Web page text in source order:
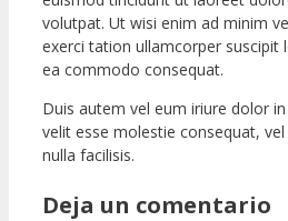
volutpat. Ut wisi enim ad minim
exerci tation ullamcorper suscipit
ea commodo consequat.
Duis autem vel eum iriure dolor
velit esse molestie consequat,
nulla facilisis.
Deja un comentario